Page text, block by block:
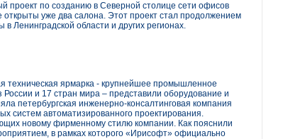
проект по созданию в Северной столице сети офисов
уже два салона. Этот проект стал продолжением
Ленинградской области и других регионах.
техническая ярмарка - крупнейшее промышленное
и 17 стран мира – представили оборудование и
петербургская инженерно-консалтинговая компания
систем автоматизированного проектирования.
новому фирменному стилю компании. Как пояснили
в рамках которого «Ирисофт» официально